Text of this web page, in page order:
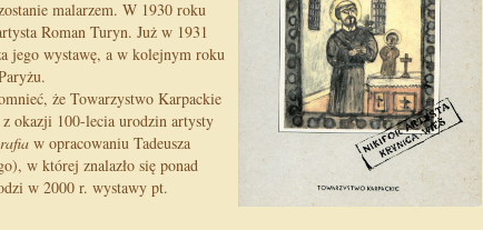
malarzem. W 1930 roku
Roman Turyn. Już w 1931
jego wystawę, a w kolejnym roku
że Towarzystwo Karpackie
okazji 100-lecia urodzin artysty
w opracowaniu Tadeusza
w której znalazło się ponad
w 2000 r. wystawy pt.